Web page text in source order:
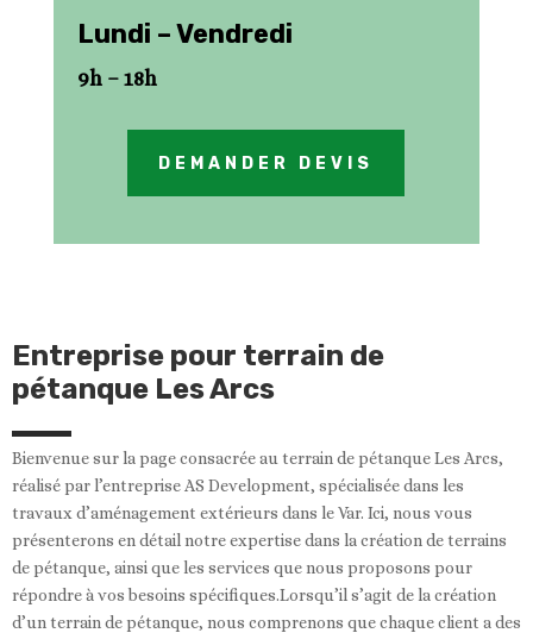
Lundi – Vendredi
9h – 18h
DEMANDER DEVIS
Entreprise pour terrain de
pétanque Les Arcs
Bienvenue sur la page consacrée au terrain de pétanque Les Arcs,
réalisé par l’entreprise AS Development, spécialisée dans les
travaux d’aménagement extérieurs dans le Var. Ici, nous vous
présenterons en détail notre expertise dans la création de terrains
de pétanque, ainsi que les services que nous proposons pour
répondre à vos besoins spécifiques.Lorsqu’il s’agit de la création
d’un terrain de pétanque, nous comprenons que chaque client a des